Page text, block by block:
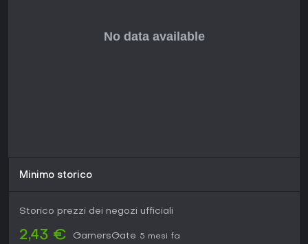
Minimo storico
Storico prezzi dei negozi ufficiali
2,43 € GamersGate 5 mesi fa